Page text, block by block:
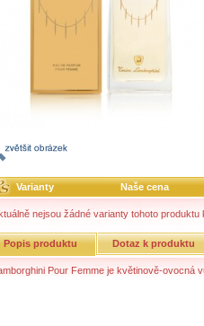
Varianty Naše cena
nejsou žádné varianty tohoto produktu
Popis produktu Dotaz k produktu
Pour Femme je květinově-ovocná